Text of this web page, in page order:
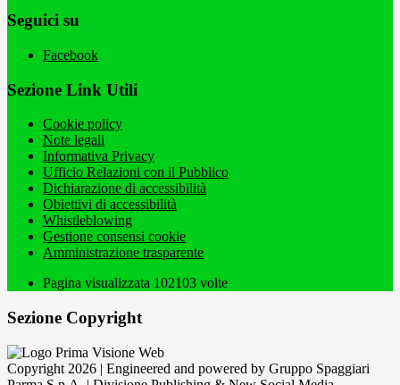
Seguici su
Facebook
Sezione Link Utili
Cookie policy
Note legali
Informativa Privacy
Ufficio Relazioni con il Pubblico
Dichiarazione di accessibilità
Obiettivi di accessibilità
Whistleblowing
Gestione consensi cookie
Amministrazione trasparente
Pagina visualizzata 102103 volte
Sezione Copyright
Copyright 2026 | Engineered and powered by Gruppo Spaggiari